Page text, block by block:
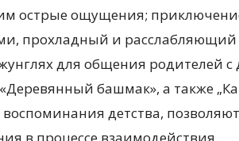
острые ощущения;
прохладный и
для общения родителей
башмак», а также
детства,